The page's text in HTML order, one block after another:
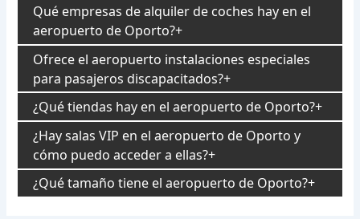
Qué empresas de alquiler de coches hay en el
aeropuerto de Oporto?
Ofrece el aeropuerto instalaciones especiales
para pasajeros discapacitados?
¿Qué tiendas hay en el aeropuerto de Oporto?
¿Hay salas VIP en el aeropuerto de Oporto y
cómo puedo acceder a ellas?
¿Qué tamaño tiene el aeropuerto de Oporto?